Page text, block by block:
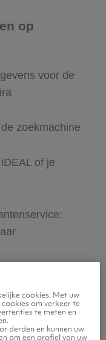
op
voor de
zoekmachine
of je
huurauto voor
cookies. Met uw
om verkeer te
te meten en
derden en kunnen uw
om een profiel van uw